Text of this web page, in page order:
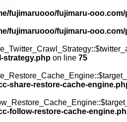
fujimaruooo/fujimaru-
fujimaruooo/fujimaru-
strategy.php on line 75
share-restore-cache-
follow-restore-cache-